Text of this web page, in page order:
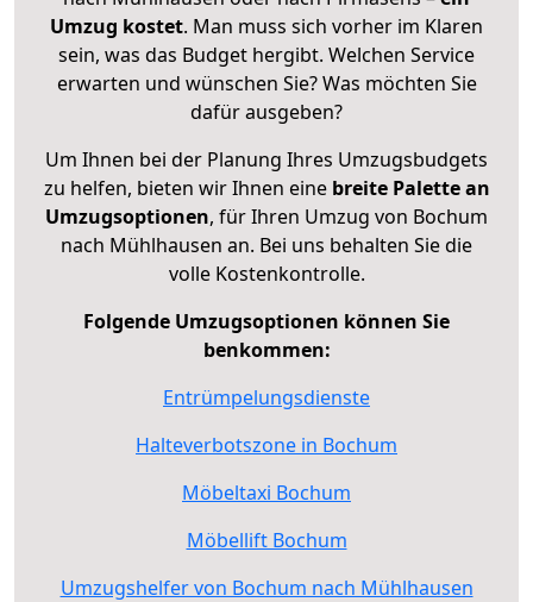
Umzug kostet. Man muss sich vorher im Klaren
sein, was das Budget hergibt. Welchen Service
erwarten und wünschen Sie? Was möchten Sie
dafür ausgeben?
Um Ihnen bei der Planung Ihres Umzugsbudgets
zu helfen, bieten wir Ihnen eine breite Palette an
Umzugsoptionen, für Ihren Umzug von Bochum
nach Mühlhausen an. Bei uns behalten Sie die
volle Kostenkontrolle.
Folgende Umzugsoptionen können Sie
benkommen:
Entrümpelungsdienste
Halteverbotszone in Bochum
Möbeltaxi Bochum
Möbellift Bochum
Umzugshelfer von Bochum nach Mühlhausen